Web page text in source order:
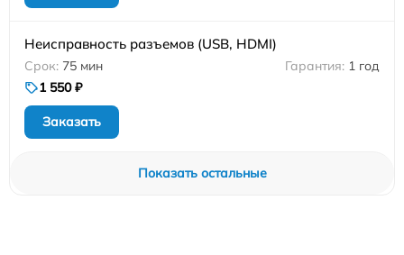
Неисправность разъемов (USB, HDMI)
75 мин
1 год
1 550 ₽
Заказать
Показать остальные